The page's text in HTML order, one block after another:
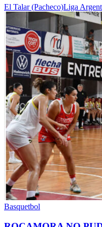
El Talar (Pacheco)Liga
Basquetbol